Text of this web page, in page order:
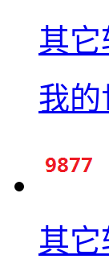
其
我的
其